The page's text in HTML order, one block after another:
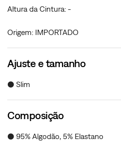
Altura da Cintura: -
Origem: IMPORTADO
Ajuste e tamanho
● Slim
Composição
● 95% Algodão, 5% Elastano